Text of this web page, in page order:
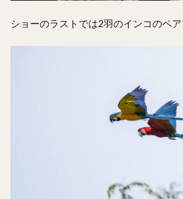
ショーのラストでは2羽のインコのペア